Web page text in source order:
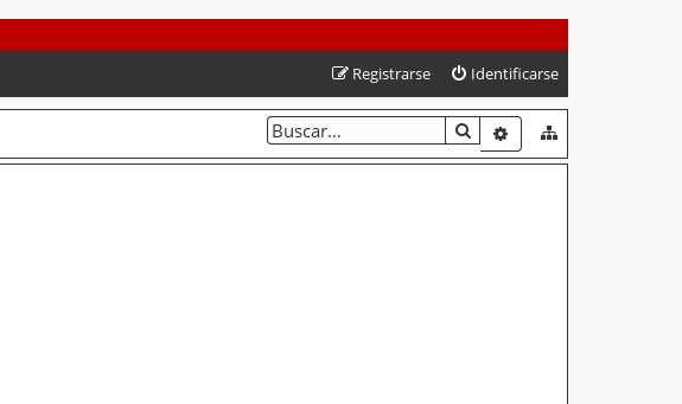
Identificarse
Registrarse
BUSCARBÚSQUEDA